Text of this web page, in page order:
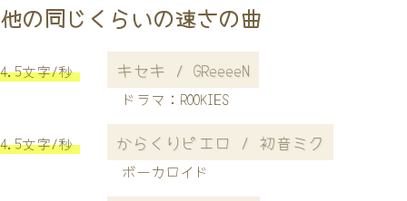
他の同じくらいの速さの曲
4.5文字/秒 キセキ / GReeeeN
ドラマ：ROOKIES
4.5文字/秒 からくりピエロ / 初音ミク
ボーカロイド